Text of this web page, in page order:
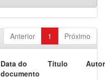
Anterior 1 Próximo
Data do
documento
Título